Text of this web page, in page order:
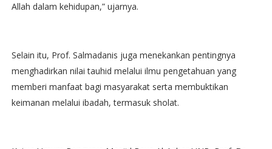
Allah dalam kehidupan,” ujarnya.
Selain itu, Prof. Salmadanis juga menekankan pentingnya
menghadirkan nilai tauhid melalui ilmu pengetahuan yang
memberi manfaat bagi masyarakat serta membuktikan
keimanan melalui ibadah, termasuk sholat.